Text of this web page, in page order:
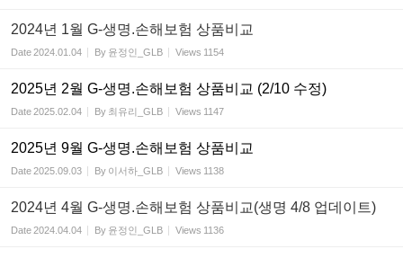
2024년 1월 G-생명.손해보험 상품비교
Date2024.01.04 By 윤정인_GLB Views 1154
2025년 2월 G-생명.손해보험 상품비교 (2/10 수정)
Date2025.02.04 By 최유리_GLB Views 1147
2025년 9월 G-생명.손해보험 상품비교
Date2025.09.03 By 이서하_GLB Views 1138
2024년 4월 G-생명.손해보험 상품비교(생명 4/8 업데이트)
Date2024.04.04 By 윤정인_GLB Views 1136